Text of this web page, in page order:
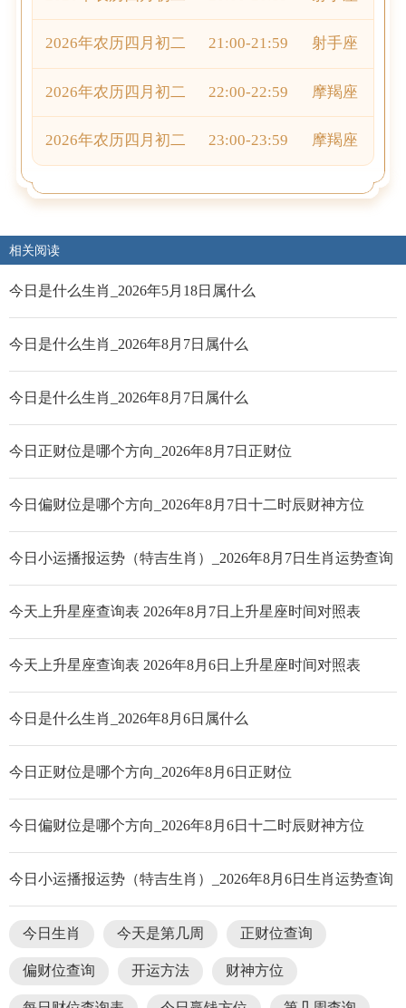
2026年农历四月初二 21:00-21:59 射手座
2026年农历四月初二 22:00-22:59 摩羯座
2026年农历四月初二 23:00-23:59 摩羯座
相关阅读
今日是什么生肖_2026年5月18日属什么
今日是什么生肖_2026年8月7日属什么
今日是什么生肖_2026年8月7日属什么
今日正财位是哪个方向_2026年8月7日正财位
今日偏财位是哪个方向_2026年8月7日十二时辰财神方位
今日小运播报运势（特吉生肖）_2026年8月7日生肖运势查询
今天上升星座查询表 2026年8月7日上升星座时间对照表
今天上升星座查询表 2026年8月6日上升星座时间对照表
今日是什么生肖_2026年8月6日属什么
今日正财位是哪个方向_2026年8月6日正财位
今日偏财位是哪个方向_2026年8月6日十二时辰财神方位
今日小运播报运势（特吉生肖）_2026年8月6日生肖运势查询
今日生肖 今天是第几周 正财位查询
偏财位查询 开运方法 财神方位